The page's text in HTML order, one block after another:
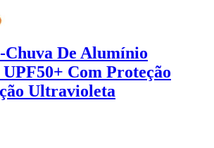
De Alumínio
Com Proteção
Ultravioleta